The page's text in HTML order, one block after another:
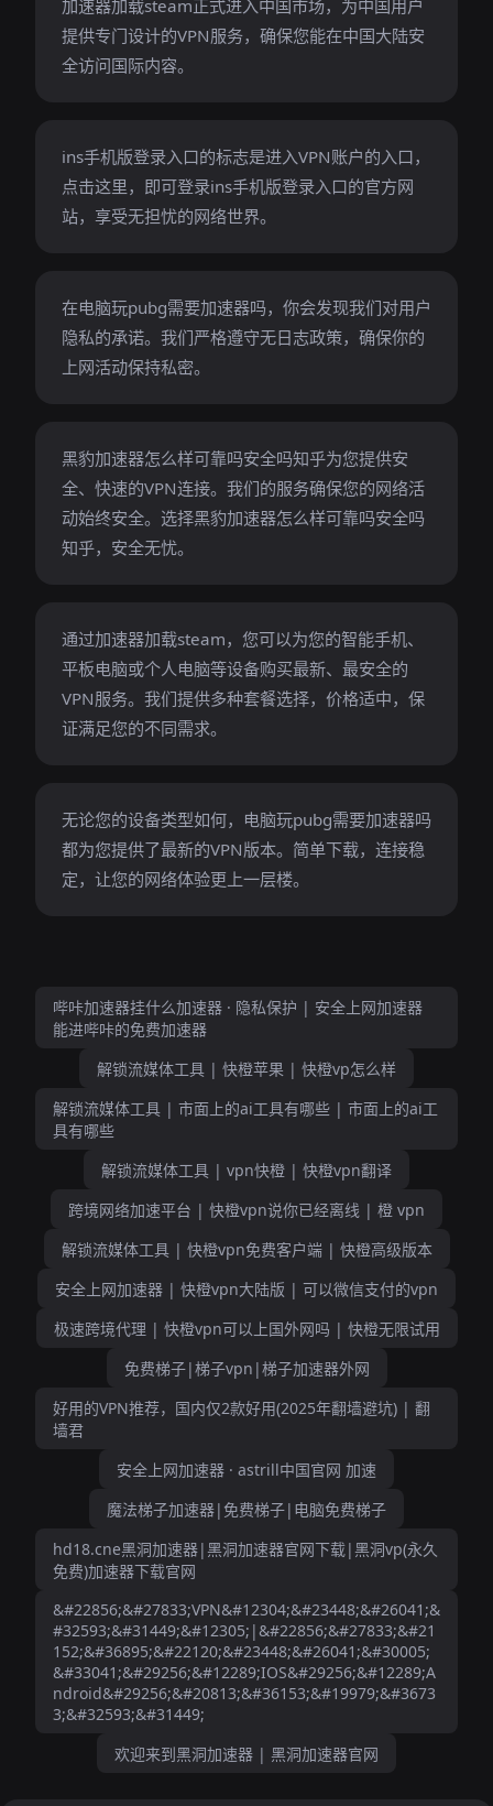
加速器加载steam正式进入中国市场，为中国用户
提供专门设计的VPN服务，确保您能在中国大陆安
全访问国际内容。
ins手机版登录入口的标志是进入VPN账户的入口，
点击这里，即可登录ins手机版登录入口的官方网
站，享受无担忧的网络世界。
在电脑玩pubg需要加速器吗，你会发现我们对用户
隐私的承诺。我们严格遵守无日志政策，确保你的
上网活动保持私密。
黑豹加速器怎么样可靠吗安全吗知乎为您提供安
全、快速的VPN连接。我们的服务确保您的网络活
动始终安全。选择黑豹加速器怎么样可靠吗安全吗
知乎，安全无忧。
通过加速器加载steam，您可以为您的智能手机、
平板电脑或个人电脑等设备购买最新、最安全的
VPN服务。我们提供多种套餐选择，价格适中，保
证满足您的不同需求。
无论您的设备类型如何，电脑玩pubg需要加速器吗
都为您提供了最新的VPN版本。简单下载，连接稳
定，让您的网络体验更上一层楼。
哔咔加速器挂什么加速器 · 隐私保护 | 安全上网加速器
能进哔咔的免费加速器
解锁流媒体工具 | 快橙苹果 | 快橙vp怎么样
解锁流媒体工具 | 市面上的ai工具有哪些 | 市面上的ai工
具有哪些
解锁流媒体工具 | vpn快橙 | 快橙vpn翻译
跨境网络加速平台 | 快橙vpn说你已经离线 | 橙 vpn
解锁流媒体工具 | 快橙vpn免费客户端 | 快橙高级版本
安全上网加速器 | 快橙vpn大陆版 | 可以微信支付的vpn
极速跨境代理 | 快橙vpn可以上国外网吗 | 快橙无限试用
免费梯子|梯子vpn|梯子加速器外网
好用的VPN推荐，国内仅2款好用(2025年翻墙避坑) | 翻
墙君
安全上网加速器 · astrill中国官网 加速
魔法梯子加速器|免费梯子|电脑免费梯子
hd18.cne黑洞加速器|黑洞加速器官网下载|黑洞vp(永久
免费)加速器下载官网
&#22856;&#27833;VPN&#12304;&#23448;&#26041;&
#32593;&#31449;&#12305;|&#22856;&#27833;&#21
152;&#36895;&#22120;&#23448;&#26041;&#30005;
&#33041;&#29256;&#12289;IOS&#29256;&#12289;A
ndroid&#29256;&#20813;&#36153;&#19979;&#3673
3;&#32593;&#31449;
欢迎来到黑洞加速器 | 黑洞加速器官网